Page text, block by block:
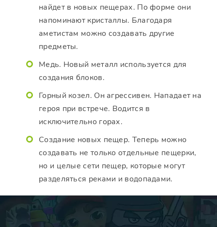
найдет в новых пещерах. По форме они
напоминают кристаллы. Благодаря
аметистам можно создавать другие
предметы.
Медь. Новый металл используется для
создания блоков.
Горный козел. Он агрессивен. Нападает на
героя при встрече. Водится в
исключительно горах.
Создание новых пещер. Теперь можно
создавать не только отдельные пещерки,
но и целые сети пещер, которые могут
разделяться реками и водопадами.